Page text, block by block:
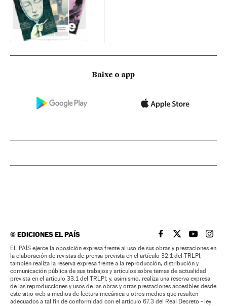
Baixe o app
©EDICIONES EL PAÍS EL PAÍS BRASIL EN
EL PAÍSEL PAÍS
EL
EL PAÍS ejerce la oposición expresa frente al uso de sus obras y prestaciones en
la elaboración de revistas de prensa prevista en el artículo 32.1 del TRLPI;
también realiza la reserva expresa frente a la reproducción, distribución y
comunicación pública de sus trabajos y artículos sobre temas de actualidad
prevista en el artículo 33.1 del TRLPI; y, asimismo, realiza una reserva expresa
de las reproducciones y usos de las obras y otras prestaciones accesibles desde
este sitio web a medios de lectura mecánica u otros medios que resulten
adecuados a tal fin de conformidad con el artículo 67.3 del Real Decreto - ley